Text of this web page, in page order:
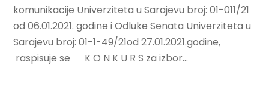
komunikacije Univerziteta u Sarajevu broj: 01-011/21
od 06.01.2021. godine i Odluke Senata Univerziteta u
Sarajevu broj: 01-1-49/21od 27.01.2021.godine,
raspisuje se K O N K U R S za izbor...